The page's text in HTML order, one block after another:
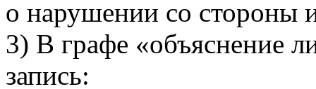
о нарушении со стороны
3) В графе «объяснение
запись: